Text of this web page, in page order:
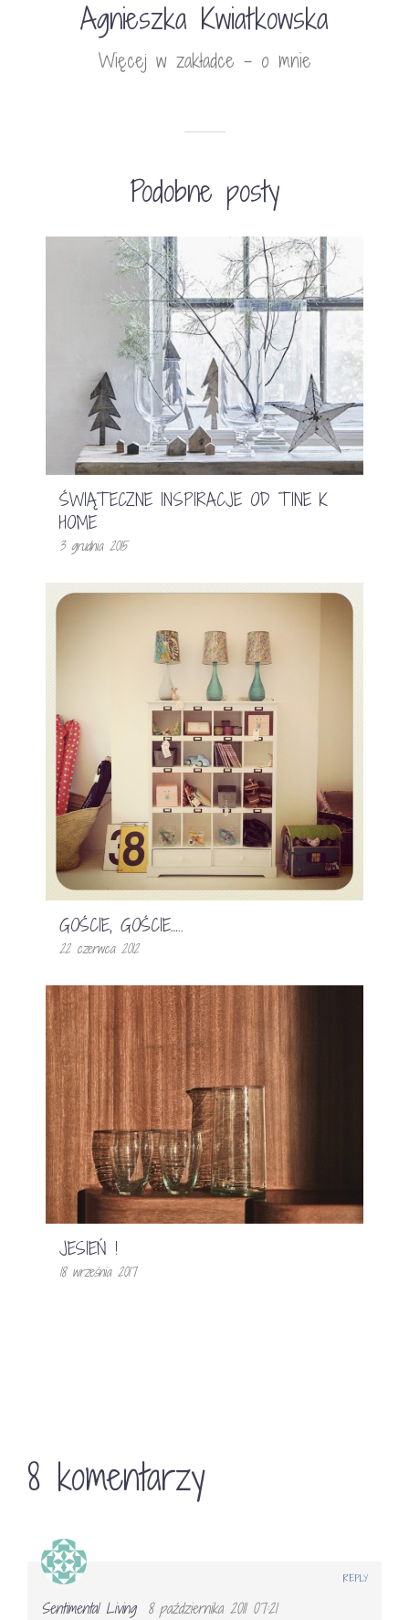
Agnieszka Kwiatkowska
Więcej w zakładce - o mnie
Podobne posty
ŚWIĄTECZNE INSPIRACJE OD TINE K
HOME
3 grudnia 2015
GOŚCIE, GOŚCIE…..
22 czerwca 2012
JESIEŃ !
18 września 2017
8 komentarzy
Sentimental Living
8 października 2011 07:21
REPLY